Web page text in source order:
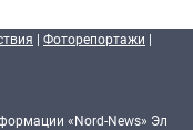
| Фоторепортажи |
«Nord-News» Эл